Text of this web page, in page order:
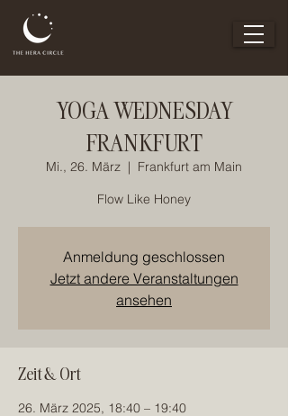
YOGA WEDNESDAY
FRANKFURT
Mi., 26. März
  |
Frankfurt am Main
Flow Like Honey
Anmeldung geschlossen
Jetzt andere Veranstaltungen
ansehen
Zeit & Ort
26. März 2025, 18:40 – 19:40